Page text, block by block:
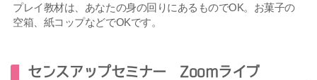
プレイ教材は、あなたの身の回りにあるものでOK。お菓子の
空箱、紙コップなどでOKです。
センスアップセミナー Zoomライブ